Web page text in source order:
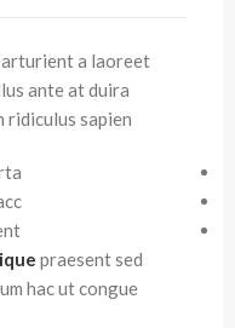
a laoreet
ante at duira
sapien.
praesent sed
hac ut congue.